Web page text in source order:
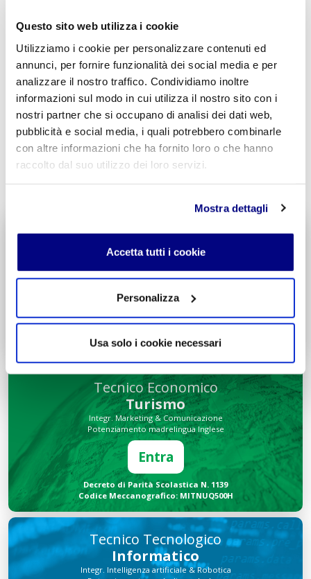
Questo sito web utilizza i cookie
Utilizziamo i cookie per personalizzare contenuti ed
annunci, per fornire funzionalità dei social media e per
analizzare il nostro traffico. Condividiamo inoltre
informazioni sul modo in cui utilizza il nostro sito con i
nostri partner che si occupano di analisi dei dati web,
pubblicità e social media, i quali potrebbero combinarle
con altre informazioni che ha fornito loro o che hanno
raccolto dal suo utilizzo dei loro servizi.
Mostra dettagli
Accetta tutti i cookie
Personalizza
Usa solo i cookie necessari
Acconsento al trattamento deidati personali
INVIA COMMENTO
Liceo delle Scienze Umane
Economico Sociale
Potenziamento madrelingua Inglese
Entra
Codice Meccanografico: MIPMRI500E
Tecnico Economico
Turismo
Integr. Marketing & Comunicazione
Potenziamento madrelingua Inglese
Entra
Decreto di Parità Scolastica N. 1139
Codice Meccanografico: MITNUQ500H
Tecnico Tecnologico
Informatico
Integr. Intelligenza artificiale & Robotica